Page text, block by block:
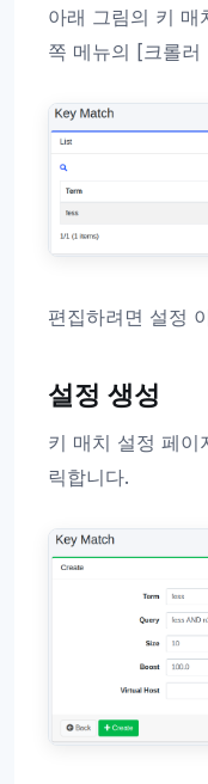
아래 그림의 키 매
쪽 메뉴의 [크롤
편집하려면 설정
설정 생성
키 매치 설정 페이
릭합니다.